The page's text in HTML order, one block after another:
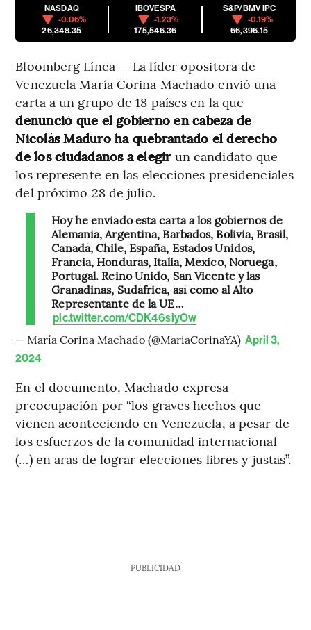
NASDAQ
-0.06%
26,348.35
IBOVESPA
-1.23%
175,546.36
S&P/BMV IPC
-0.19%
66,396.15
Bloomberg Línea — La líder opositora de
Venezuela María Corina Machado envió una
carta a un grupo de 18 países en la que
denunció que el gobierno en cabeza de
Nicolás Maduro ha quebrantado el derecho
de los ciudadanos a elegirun candidato que
los represente en las elecciones presidenciales
del próximo 28 de julio.
Hoy he enviado esta carta a los gobiernos de
Alemania, Argentina, Barbados, Bolivia, Brasil,
Canadá, Chile, España, Estados Unidos,
Francia, Honduras, Italia, México, Noruega,
Portugal. Reino Unido, San Vicente y las
Granadinas, Sudáfrica, así como al Alto
Representante de la UE…
pic.twitter.com/CDK46siyOw
— María Corina Machado (@MariaCorinaYA) April 3,
2024
En el documento, Machado expresa
preocupación por “los graves hechos que
vienen aconteciendo en Venezuela, a pesar de
los esfuerzos de la comunidad internacional
(…) en aras de lograr elecciones libres y justas”.
PUBLICIDAD